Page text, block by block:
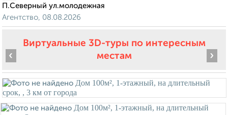
П.Северный ул.молодежная
Агентство, 08.08.2026
Виртуальные 3D-туры по интересным
местам
‹ ›